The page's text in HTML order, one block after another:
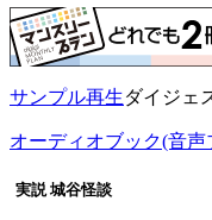
サンプル再生ダイジェ
オーディオブック(音
実説 城谷怪談